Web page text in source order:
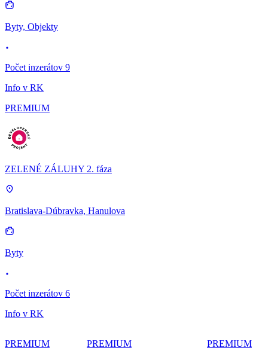
Byty, Objekty
Počet inzerátov 9
Info v RK
PREMIUM
ZELENÉ ZÁLUHY 2. fáza
Bratislava-Dúbravka, Hanulova
Byty
Počet inzerátov 6
Info v RK
PREMIUM PREMIUM PREMIUM